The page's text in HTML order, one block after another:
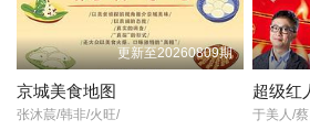
20250412 20250419
20250517 20250531
跨齡差距的結伴青春旅行 走訪在地文化行
代明星旅遊實境節目！ 節目透過2位花甲
星自由行為基底衍生出的旅程，讓景點更
有關規劃的景點與推薦的美食都注入明星
像力！ 世代差異的旅遊個性，激盪出充滿
更新至20260809期
京城美食地图
张沐莀/韩非/火旺/
超级红
于美人/